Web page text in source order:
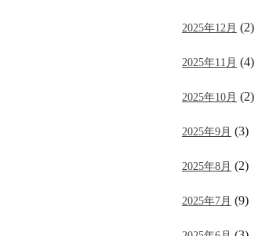
2025年12月 (2)
2025年11月 (4)
2025年10月 (2)
2025年9月 (3)
2025年8月 (2)
2025年7月 (9)